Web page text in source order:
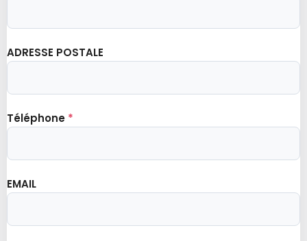
ADRESSE POSTALE
Téléphone *
EMAIL